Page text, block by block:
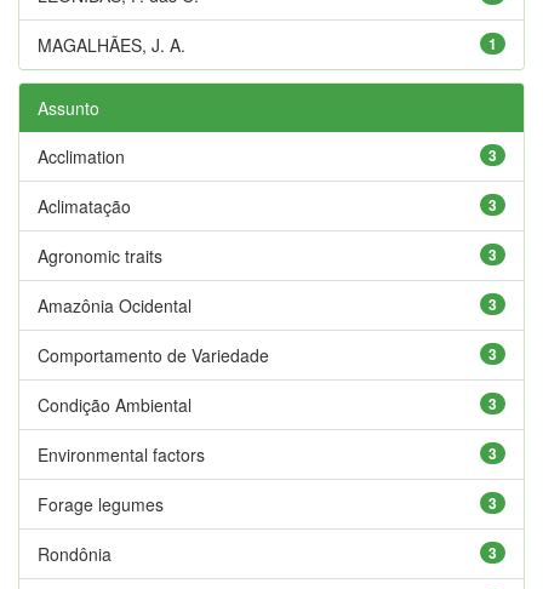
1
MAGALHÃES, J. A.
Assunto
3
Acclimation
3
Aclimatação
3
Agronomic traits
3
Amazônia Ocidental
3
Comportamento de Variedade
3
Condição Ambiental
3
Environmental factors
3
Forage legumes
3
Rondônia